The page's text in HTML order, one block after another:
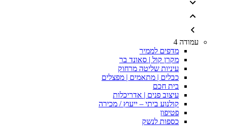
עמודה 4
מדפים לממיר
מקרן קול | סאונד בר
עיניות שליטה מרחוק
כבלים | מתאמים | מפצלים
בית חכם
עיצוב פנים | אדריכלות
קולנוע ביתי – ייעוץ / מכירה
פטיפון
כספות לנשק